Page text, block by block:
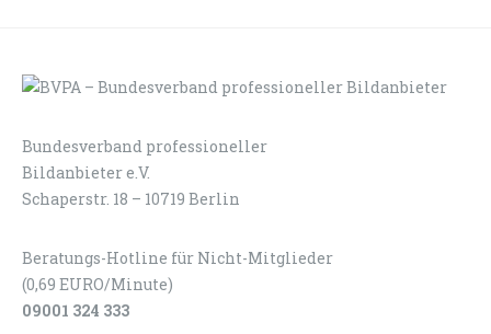
Bundesverband professioneller
Bildanbieter e.V.
Schaperstr. 18 – 10719 Berlin
Beratungs-Hotline für Nicht-Mitglieder
(0,69 EURO/Minute)
09001 324 333